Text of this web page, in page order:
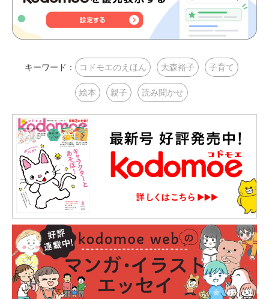
キーワード： コドモエのえほん 大森裕子 子育て
絵本 親子 読み聞かせ